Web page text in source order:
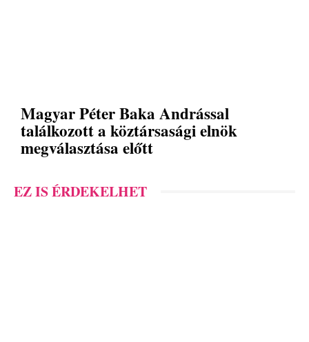
Magyar Péter Baka Andrással
találkozott a köztársasági elnök
megválasztása előtt
EZ IS ÉRDEKELHET